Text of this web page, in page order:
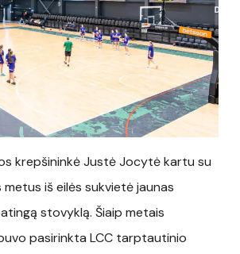
krepšininkė Justė Jocytė kartu su
metus iš eilės sukvietė jaunas
stovyklą. Šiaip metais
pasirinkta LCC tarptautinio